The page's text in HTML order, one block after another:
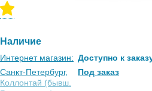
Наличие
Интернет магазин: Доступно к
Санкт-Петербург,
Коллонтай (бывш.
Под заказ